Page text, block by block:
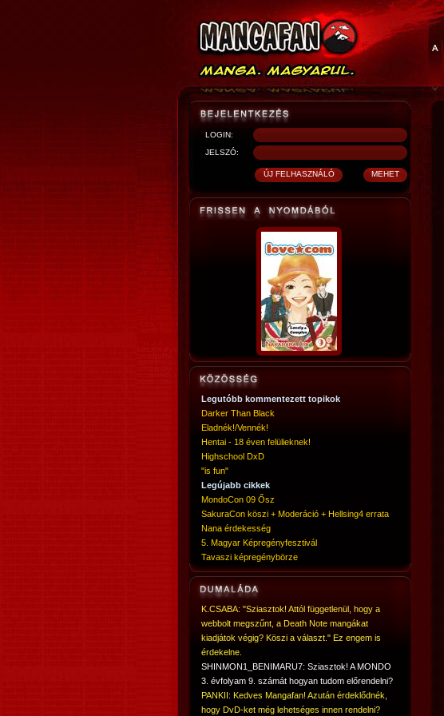
LOGIN:
JELSZÓ:
Legutóbb kommentezett topikok
Darker Than Black
Eladnék!/Vennék!
Hentai - 18 éven felülieknek!
Highschool DxD
"is fun"
Legújabb cikkek
MondoCon 09 Ősz
SakuraCon köszi + Moderáció + Hellsing4 errata
Nana érdekesség
5. Magyar Képregényfesztivál
Tavaszi képregénybörze
K.CSABA: "Sziasztok! Attól függetlenül, hogy a
webbolt megszűnt, a Death Note mangákat
kiadjátok végig? Köszi a választ." Ez engem is
érdekelne.
SHINMON1_BENIMARU7: Sziasztok! A MONDO
3. évfolyam 9. számát hogyan tudom előrendelni?
PANKII: Kedves Mangafan! Azután érdeklődnék,
hogy DvD-ket még lehetséges innen rendelni?